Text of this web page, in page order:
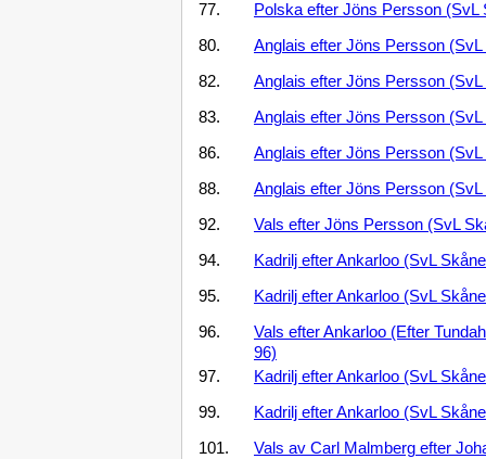
77.
Polska efter Jöns Persson (SvL
80. Anglais efter Jöns Persson (SvL
82. Anglais efter Jöns Persson (SvL
83. Anglais efter Jöns Persson (SvL
86. Anglais efter Jöns Persson (SvL
88. Anglais efter Jöns Persson (SvL
92. Vals efter Jöns Persson (SvL
94. Kadrilj efter Ankarloo (SvL
95. Kadrilj efter Ankarloo (SvL
96.
Vals efter Ankarloo (Efter
96)
97.
Kadrilj efter Ankarloo (SvL
99. Kadrilj efter Ankarloo (SvL
101.
Vals av Carl Malmberg efter